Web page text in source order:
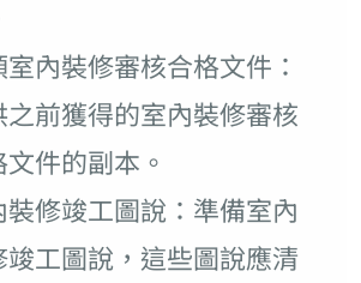
室內裝修審核合格文件：
之前獲得的室內裝修審核
件的副本。
裝修竣工圖說：準備室內
竣工圖說，這些圖說應清